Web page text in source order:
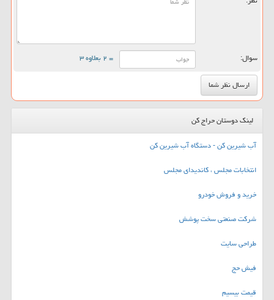
سوال: = ۲ بعلاوه ۳
لینک دوستان حراج کن
آب شیرین کن - دستگاه آب شیرین کن
انتخابات مجلس ، کاندیدای مجلس
خرید و فروش خودرو
شرکت صنعتی سخت پوشش
طراحی سایت
فیش حج
قیمت بیسیم